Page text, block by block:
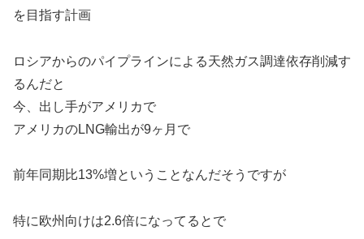
を目指す計画
ロシアからのパイプラインによる天然ガス調達依存削減す
るんだと
今、出し手がアメリカで
アメリカのLNG輸出が9ヶ月で
前年同期比13%増ということなんだそうですが
特に欧州向けは2.6倍になってるとで